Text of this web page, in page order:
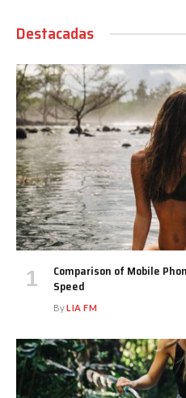
Destacadas
Comparison of Mobile
Speed
ByLIA FM